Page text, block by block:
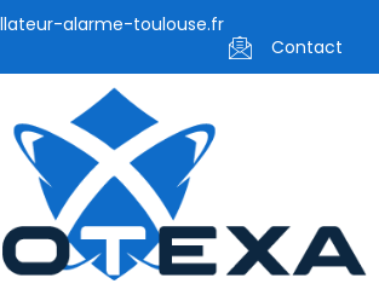
alarme-toulouse.fr
Contact